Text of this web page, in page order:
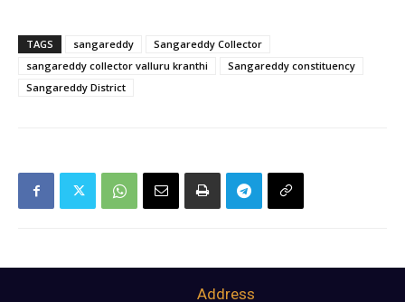
TAGS sangareddy
Sangareddy Collector
sangareddy collector valluru kranthi
Sangareddy constituency
Sangareddy District
Address